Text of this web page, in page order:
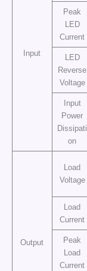
Input
Peak
LED
Current
LED
Reverse
Voltage
Input
Power
Dissipati
on
Output
Load
Voltage
Load
Current
Peak
Load
Current